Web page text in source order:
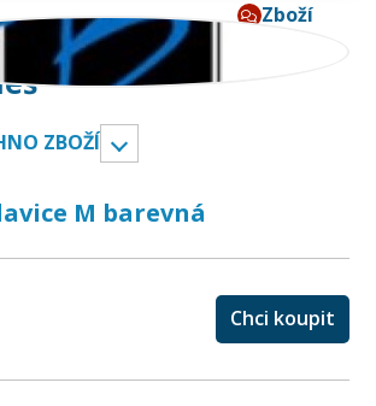
Zboží
- Miroslav
ZBOŽÍ
M barevná
Chci koupit